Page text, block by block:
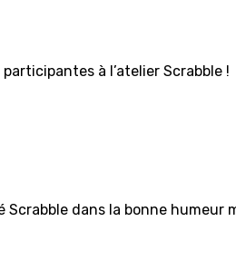
à l’atelier Scrabble !
dans la bonne